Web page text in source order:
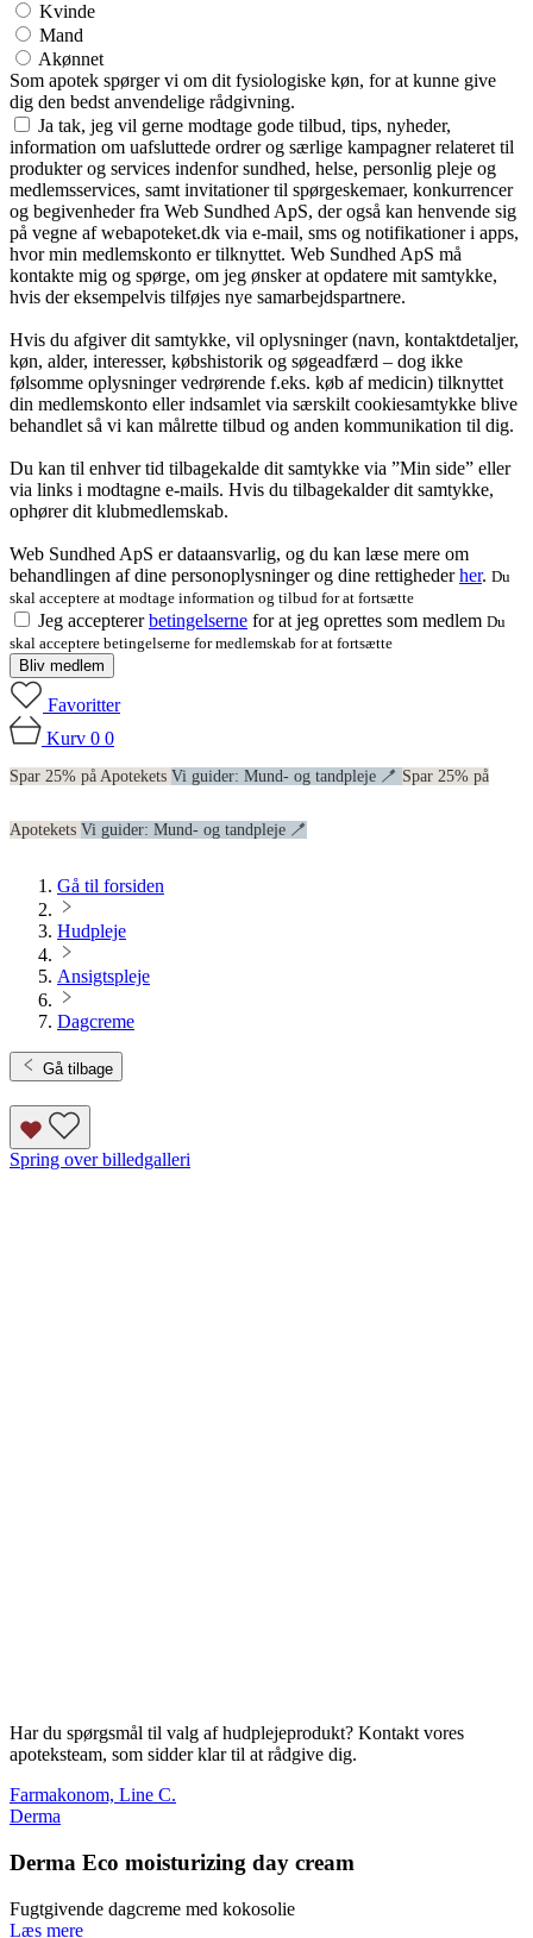
Kvinde
Mand
Akønnet
Som apotek spørger vi om dit fysiologiske køn, for at kunne give
dig den bedst anvendelige rådgivning.
Ja tak, jeg vil gerne modtage gode tilbud, tips, nyheder,
information om uafsluttede ordrer og særlige kampagner relateret til
produkter og services indenfor sundhed, helse, personlig pleje og
medlemsservices, samt invitationer til spørgeskemaer, konkurrencer
og begivenheder fra Web Sundhed ApS, der også kan henvende sig
på vegne af webapoteket.dk via e-mail, sms og notifikationer i apps,
hvor min medlemskonto er tilknyttet. Web Sundhed ApS må
kontakte mig og spørge, om jeg ønsker at opdatere mit samtykke,
hvis der eksempelvis tilføjes nye samarbejdspartnere.
Hvis du afgiver dit samtykke, vil oplysninger (navn, kontaktdetaljer,
køn, alder, interesser, købshistorik og søgeadfærd – dog ikke
følsomme oplysninger vedrørende f.eks. køb af medicin) tilknyttet
din medlemskonto eller indsamlet via særskilt cookiesamtykke blive
behandlet så vi kan målrette tilbud og anden kommunikation til dig.
Du kan til enhver tid tilbagekalde dit samtykke via ”Min side” eller
via links i modtagne e-mails. Hvis du tilbagekalder dit samtykke,
ophører dit klubmedlemskab.
Web Sundhed ApS er dataansvarlig, og du kan læse mere om
behandlingen af dine personoplysninger og dine rettighederher. Du
skal acceptere at modtage information og tilbud for at fortsætte
Jeg acceptererbetingelserne for at jeg oprettes som medlem Du
skal acceptere betingelserne for medlemskab for at fortsætte
Bliv medlem
Favoritter
Kurv 0 0
Spar 25% på Apotekets Vi guider: Mund- og tandpleje 🪥 Spar 25% på
Apotekets Vi guider: Mund- og tandpleje 🪥
Gå til forsiden
Hudpleje
Ansigtspleje
Dagcreme
Gå tilbage
Spring over billedgalleri
Har du spørgsmål til valg af hudplejeprodukt? Kontakt vores
apoteksteam, som sidder klar til at rådgive dig.
Farmakonom, Line C.
Derma
Derma Eco moisturizing day cream
Fugtgivende dagcreme med kokosolie
Læs mere